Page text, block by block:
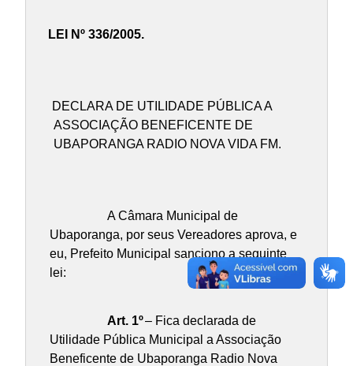
LEI Nº 336/2005.
DECLARA DE UTILIDADE PÚBLICA A
ASSOCIAÇÃO BENEFICENTE DE
UBAPORANGA RADIO NOVA VIDA FM.
A Câmara Municipal de
Ubaporanga, por seus Vereadores aprova, e
eu, Prefeito Municipal sanciono a seguinte
lei:
Art. 1º– Fica declarada de
Utilidade Pública Municipal a Associação
Beneficente de Ubaporanga Radio Nova